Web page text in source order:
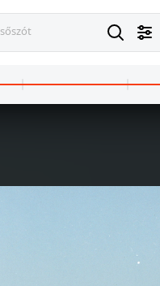
VI.
útja) 69-71., Magyar Képzőművészeti Főiskola (később Magyar Képzőművészeti Egyetem) és az Állami Bábszínház épülete.